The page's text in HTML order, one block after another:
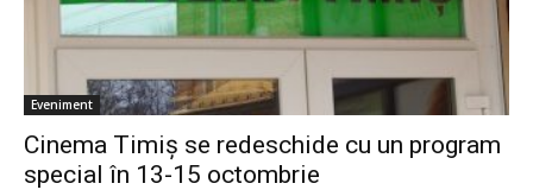
Eveniment
Cinema Timiș se redeschide cu un program
special în 13-15 octombrie